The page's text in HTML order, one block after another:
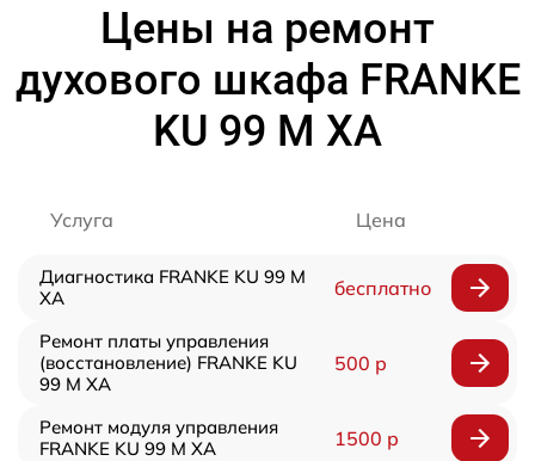
Цены на ремонт
духового шкафа FRANKE
KU 99 M XA
Услуга Цена
Диагностика FRANKE KU 99 M
XA
бесплатно
Ремонт платы управления
(восстановление) FRANKE KU
99 M XA
500 р
Ремонт модуля управления
FRANKE KU 99 M XA
1500 р